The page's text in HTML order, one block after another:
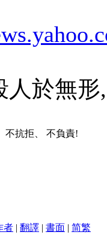
人於無
不抗拒、 不負責!
者 | 翻譯 | 書面 | 简繁